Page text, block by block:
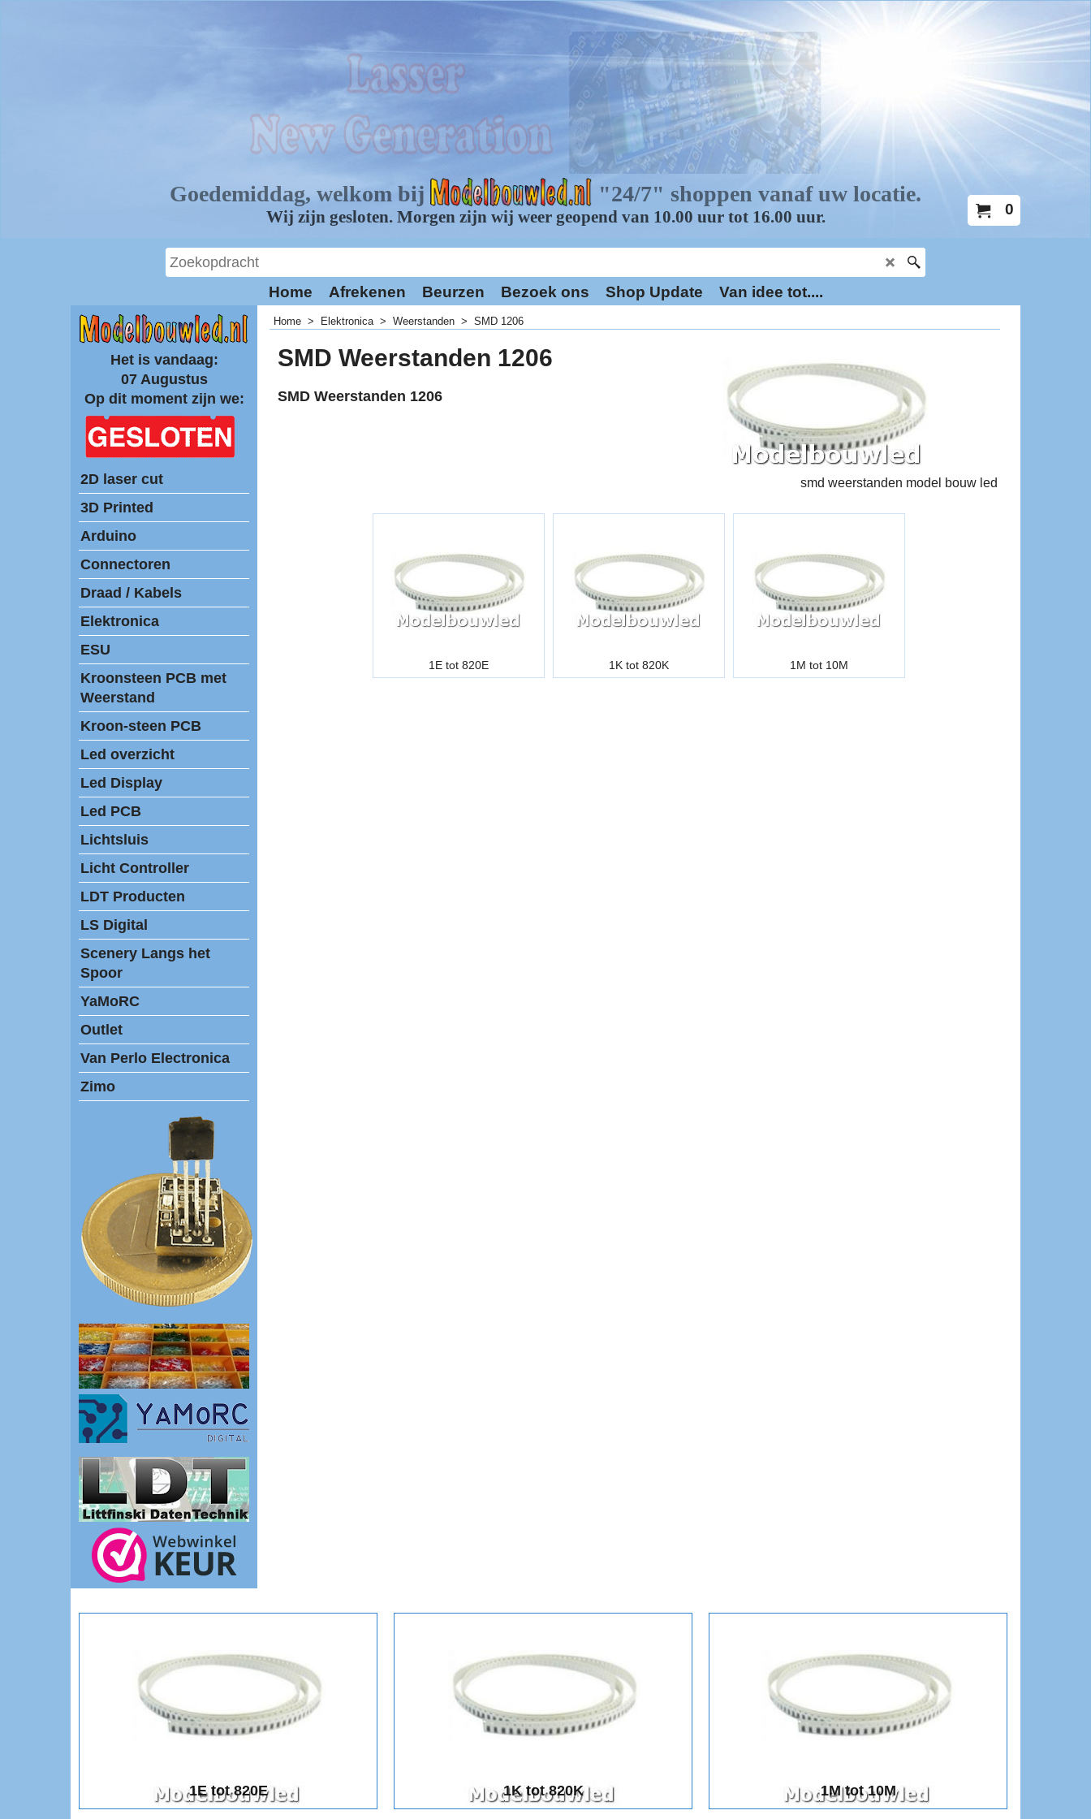
0
Home Afrekenen Beurzen Bezoek ons Shop Update Van idee tot....
Het is vandaag:
07 Augustus
Op dit moment zijn we:
2D laser cut
3D Printed
Arduino
Connectoren
Draad / Kabels
Elektronica
ESU
Kroonsteen PCB met
Weerstand
Kroon-steen PCB
Led overzicht
Led Display
Led PCB
Lichtsluis
Licht Controller
LDT Producten
LS Digital
Scenery Langs het
Spoor
YaMoRC
Outlet
Van Perlo Electronica
Zimo
Home > Elektronica> Weerstanden > SMD 1206
smd weerstanden model bouw led
SMD Weerstanden 1206
SMD Weerstanden 1206
1E tot 820E 1K tot 820K 1M tot 10M
1E tot 820E 1K tot 820K 1M tot 10M